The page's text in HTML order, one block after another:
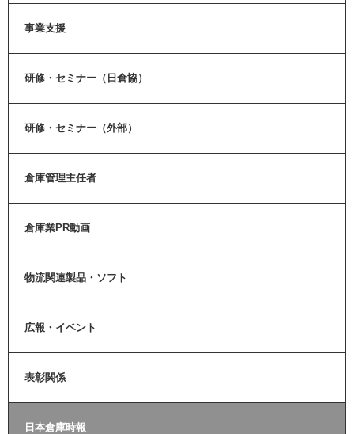
事業支援
研修・セミナー（日倉協）
研修・セミナー（外部）
倉庫管理主任者
倉庫業PR動画
物流関連製品・ソフト
広報・イベント
表彰関係
日本倉庫時報